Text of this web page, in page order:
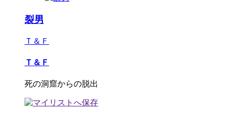
裂男
Ｔ＆Ｆ
Ｔ＆Ｆ
死の洞窟からの脱出